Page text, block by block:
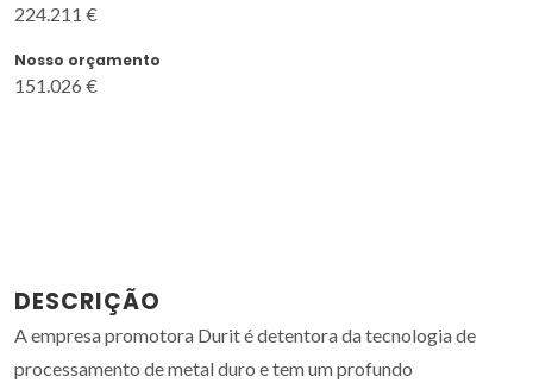
224.211 €
Nosso orçamento
151.026 €
DESCRIÇÃO
A empresa promotora Durit é detentora da tecnologia de
processamento de metal duro e tem um profundo